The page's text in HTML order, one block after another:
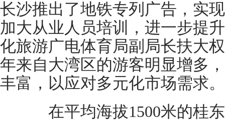
长沙推出了地铁专列广告，实
加大从业人员培训，进一步提
化旅游广电体育局副局长扶大
年来自大湾区的游客明显增多
丰富，以应对多元化市场需求。
在平均海拔1500米的桂东